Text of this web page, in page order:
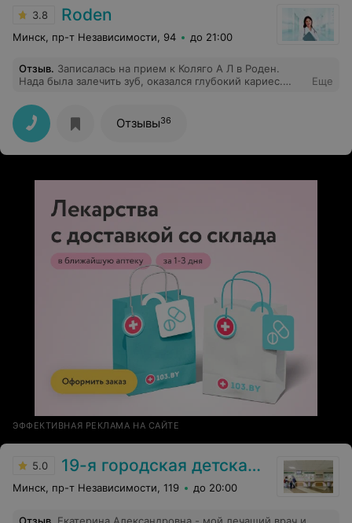
3.8 Roden
Минск, пр-т Независимости, 94 до 21:00
Отзыв. Записалась на прием к Коляго А Л в Роден.
Нада была залечить зуб, оказался глубокий кариес.
проблемный. Коляго сделал хорошо. почистил и
запломбировал каналы, поставил пломбу. подпиливал
несколько раз. Немного болело на следующий день,
но ближе к вечеру отпустила! Довольна, буду
обращаться к Коляго при надобности.
Еще
Отзывы36
ЭФФЕКТИВНАЯ РЕКЛАМА НА САЙТЕ
5.0 19-я городская детская поликлиника
Минск, пр-т Независимости, 119 до 20:00